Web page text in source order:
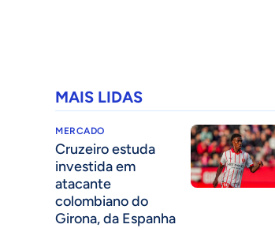
MAIS LIDAS
MERCADO
Cruzeiro estuda
investida em
atacante
colombiano do
Girona, da Espanha